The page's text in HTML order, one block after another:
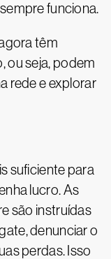
funciona.
têm
ou seja, podem
rede e explorar
suficiente para
lucro. As
são instruídas
denunciar o
perdas. Isso